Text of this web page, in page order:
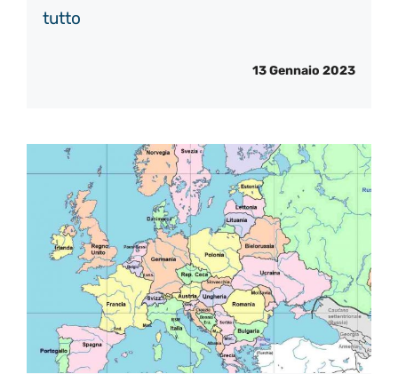
tutto
13 Gennaio 2023